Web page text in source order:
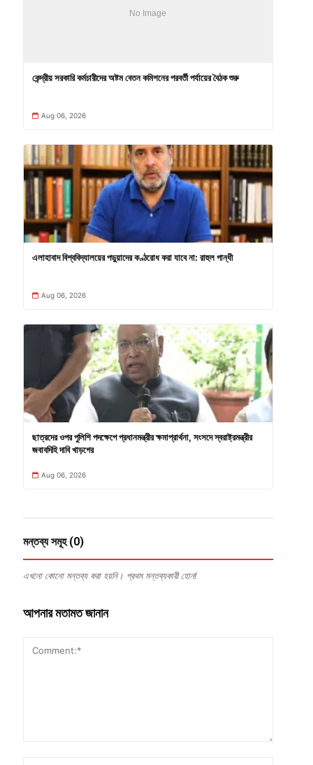
কেন্দ্রীয় সরকারি কর্মচারীদের অষ্টম বেতন কমিশনের পরবর্তী পর্যায়ের বৈঠক শুরু
Aug 06, 2026
এলাহাবাদ বিশ্ববিদ্যালয়ের পড়ুয়াদের কণ্ঠরোধ করা যাবে না: রাহুল গান্ধী
Aug 06, 2026
ছাত্রদের ওপর পুলিশি পদক্ষেপে প্রধানমন্ত্রীর ক্ষমাপ্রার্থনা, সংসদে স্বরাষ্ট্রমন্ত্রীর
জবাবদিহি দাবি খাড়গের
Aug 06, 2026
মন্তব্য সমূহ (0)
এখনো কোনো মন্তব্য করা হয়নি। প্রথম মন্তব্যকারী হোন!
আপনার মতামত জানান